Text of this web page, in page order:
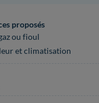
proposés
ou fioul
et climatisation